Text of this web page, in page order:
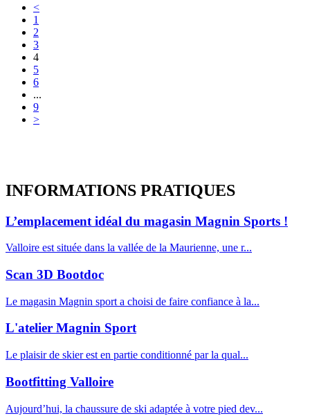
<
1
2
3
4
5
6
...
9
>
INFORMATIONS PRATIQUES
L’emplacement idéal du magasin Magnin Sports !
Valloire est située dans la vallée de la Maurienne, une r...
Scan 3D Bootdoc
Le magasin Magnin sport a choisi de faire confiance à la...
L'atelier Magnin Sport
Le plaisir de skier est en partie conditionné par la qual...
Bootfitting Valloire
Aujourd’hui, la chaussure de ski adaptée à votre pied dev...